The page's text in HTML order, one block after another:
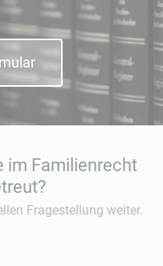
im Familienrecht
Fragestellung weiter.